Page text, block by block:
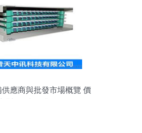
應商與批發市場概覽 價